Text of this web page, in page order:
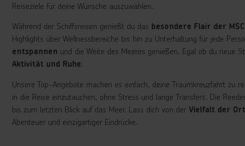
Reiseziele für deine Wünsche auszuwählen.
Während der Schiffsreisen genießt du das besondere Flair der
Highlights über Wellnessbereiche bis hin zu Unterhaltung für jede
entspannen und die Weite des Meeres genießen. Egal ob du neue
Aktivität und Ruhe.
Unsere Top-Angebote machen es einfach, deine Traumkreuzfahrt zu
in die Reise einzutauchen, ohne Stress und lange Transfers. Die
bis zum letzten Blick auf das Meer. Lass dich von der Vielfalt der
Abenteuer und einzigartiger Eindrücke.